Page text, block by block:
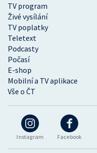
Instagram Facebook
TV program
Živé vysílání
TV poplatky
Teletext
Podcasty
Počasí
E-shop
Mobilní a TV aplikace
Vše o ČT